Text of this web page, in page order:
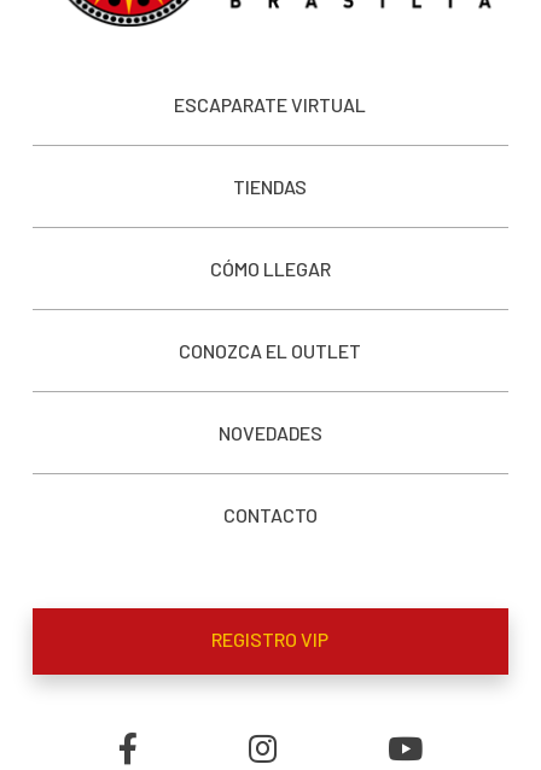
ESCAPARATE VIRTUAL
TIENDAS
CÓMO LLEGAR
CONOZCA EL OUTLET
NOVEDADES
CONTACTO
REGISTRO VIP